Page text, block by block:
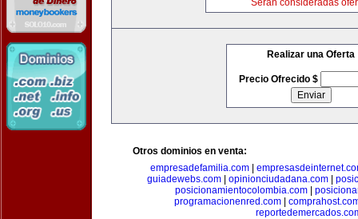
Serán consideradas
Realizar una Oferta
Precio Ofrecido $
Otros dominios en venta:
empresadefamilia.com
guiadewebs.com
opinionciudadana.com
posicionamientocolombia.com|
programacionenred.com